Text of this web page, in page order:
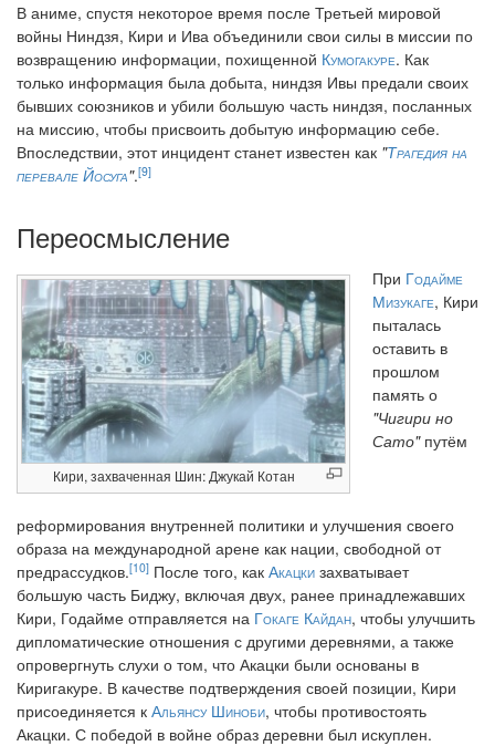
В аниме, спустя некоторое время после Третьей мировой
войны Ниндзя, Кири и Ива объединили свои силы в миссии по
возвращению информации, похищенной Кумогакуре. Как
только информация была добыта, ниндзя Ивы предали своих
бывших союзников и убили большую часть ниндзя, посланных
на миссию, чтобы присвоить добытую информацию себе.
Впоследствии, этот инцидент станет известен как "Трагедия на
перевале Йосуга".[9]
Переосмысление
Кири, захваченная Шин: Джукай Котан
При Годайме
Мизукаге, Кири
пыталась
оставить в
прошлом
память о
"Чигири но
Сато"путём
реформирования внутренней политики и улучшения своего
образа на международной арене как нации, свободной от
предрассудков.[10] После того, как Акацки захватывает
большую часть Биджу, включая двух, ранее принадлежавших
Кири, Годайме отправляется на Гокаге Кайдан, чтобы улучшить
дипломатические отношения с другими деревнями, а также
опровергнуть слухи о том, что Акацки были основаны в
Киригакуре. В качестве подтверждения своей позиции, Кири
присоединяется к Альянсу Шиноби, чтобы противостоять
Акацки. С победой в войне образ деревни был искуплен.